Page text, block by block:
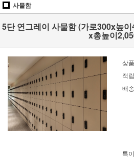
사물함
5단 연그레이 사물함 (가로300x높
x총높이
상
적
배
특